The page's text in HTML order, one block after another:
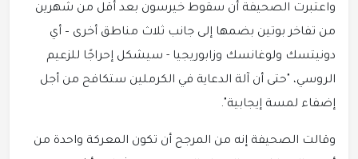
واعتبرت الصحيفة أن سقوط خيرسون بعد أقل من شهرين
من تفاخر بوتين بضمها إلى جانب ثلاث مناطق أخرى – أي
دونيتسك ولوغانسك وزابوريجيا - سيشكل إحراجًا للزعيم
الروسي، "حتى أن آلة الدعاية في الكرملين ستكافح من أجل
إضفاء لمسة إيجابية".
وقالت الصحيفة إنه من المرجح أن تكون المعركة واحدة من